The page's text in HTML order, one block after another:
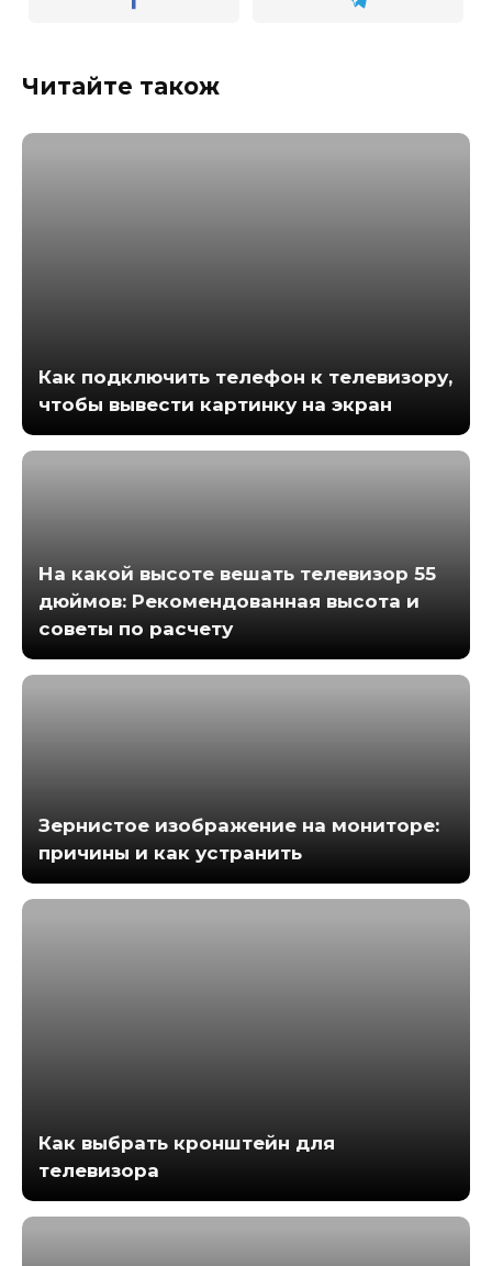
Читайте також
Как подключить телефон к телевизору,
чтобы вывести картинку на экран
На какой высоте вешать телевизор 55
дюймов: Рекомендованная высота и
советы по расчету
Зернистое изображение на мониторе:
причины и как устранить
Как выбрать кронштейн для
телевизора